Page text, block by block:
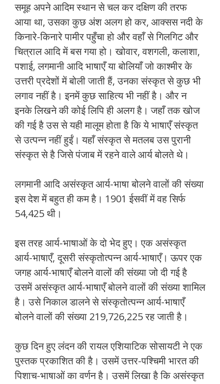
समूह अपने आदिम स्‍थान से चल कर दक्षिण की तरफ
आया था, उसका कुछ अंश अलग हो कर, आक्‍सस नदी के
किनारे-किनारे पामीर पहुँचा हो और वहाँ से गिलगिट और
चित्राल आदि में बस गया हो। खोवार, वशगली, कलाशा,
पशाई, लगमानी आदि भाषाएँ या बोलियाँ जो काश्‍मीर के
उत्तरी प्रदेशों में बोली जाती हैं, उनका संस्‍कृत से कुछ भी
लगाव नहीं है। इनमें कुछ साहित्‍य भी नहीं है। और न
इनके लिखने की कोई लिपि ही अलग है। जहाँ तक खोज
की गई है उस से यही मालूम होता है कि ये भाषाएँ संस्‍कृत
से उत्‍पन्‍न नहीं हुईं। यहाँ संस्‍कृत से मतलब उस पुरानी
संस्‍कृत से है जिसे पंजाब में रहने वाले आर्य बोलते थे।
लगमानी आदि असंस्‍कृत आर्य-भाषा बोलने वालों की संख्‍या
इस देश में बहुत ही कम है। 1901 ईसवीं में वह सिर्फ
54,425 थी।
इस तरह आर्य-भाषाओं के दो भेद हुए। एक असंस्‍कृत
आर्य-भाषाएँ, दूसरी संस्‍कृतोत्‍पन्‍न आर्य-भाषाएँ। ऊपर एक
जगह आर्य-भाषाएँ बोलने वालों की संख्‍या जो दी गई है
उसमें असंस्‍कृत आर्य-भाषाएँ बोलने वालों की संख्‍या शामिल
है। उसे निकाल डालने से संस्‍कृतोत्‍पन्‍न आर्य-भाषाएँ
बोलने वालों की संख्‍या 219,726,225 रह जाती है।
कुछ दिन हुए लंदन की रायल एशियाटिक सोसायटी ने एक
पुस्‍तक प्रकाशित की है। उसमें उत्तर-पश्चिमी भारत की
पिशाच-‍भाषाओं का वर्णन है। उसमें लिखा है कि असंस्‍कृत